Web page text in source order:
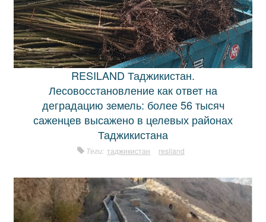
RESILAND Таджикистан.
Лесовосстановление как ответ на
деградацию земель: более 56 тысяч
саженцев высажено в целевых районах
Таджикистана
Теги: таджикистан resiland